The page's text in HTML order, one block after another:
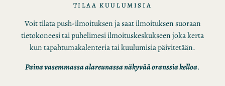
TILAA KUULUMISIA
Voit tilata push-ilmoituksen ja saat ilmoituksen suoraan
tietokoneesi tai puhelimesi ilmoituskeskukseen joka kerta
kun tapahtumakalenteria tai kuulumisia päivitetään.
Paina vasemmassa alareunassa näkyvää oranssia kelloa.